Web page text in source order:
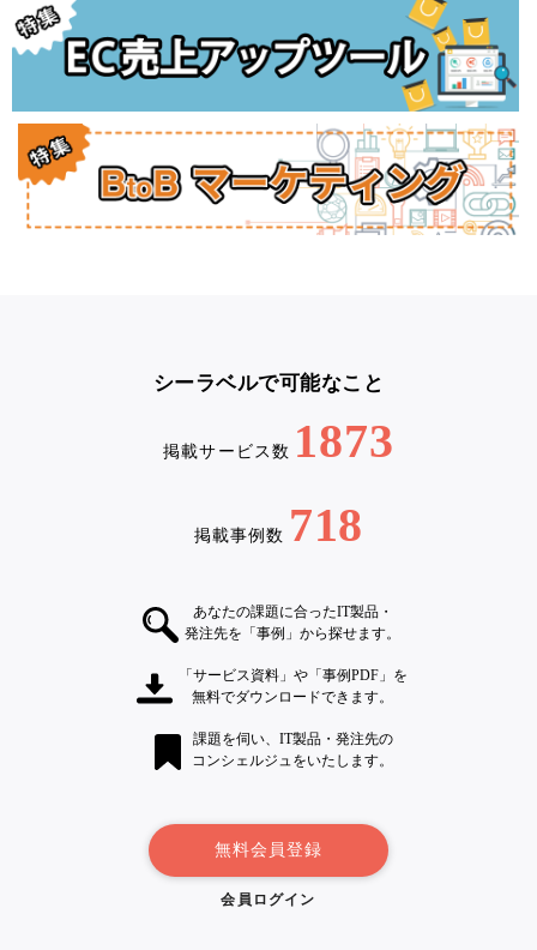
シーラベルで可能なこと
掲載サービス数 1873
掲載事例数 718
あなたの課題に合ったIT製品・
発注先を「事例」から探せます。
「サービス資料」や「事例PDF」を
無料でダウンロードできます。
課題を伺い、IT製品・発注先の
コンシェルジュをいたします。
無料会員登録
会員ログイン